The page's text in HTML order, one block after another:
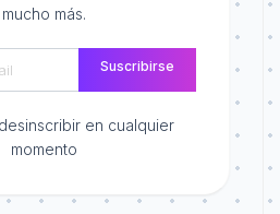
mucho más.
Suscribirse
en cualquier
momento